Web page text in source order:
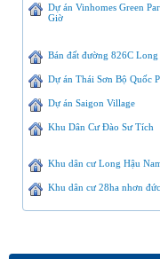
Dự án Vinhomes Green
Giờ
Bán đất đường 826C Long
Dự án Thái Sơn Bộ Quốc
Dự án Saigon Village
Khu Dân Cư Đào Sư Tích
Khu dân cư Long Hậu
Khu dân cư 28ha nhơn đức